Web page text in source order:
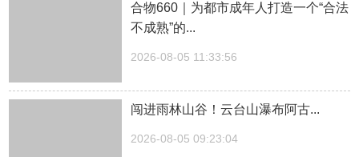
合物660｜为都市成年人打造一个“合法
不成熟”的...
2026-08-05 11:33:56
闯进雨林山谷！云台山瀑布阿古...
2026-08-05 09:23:04